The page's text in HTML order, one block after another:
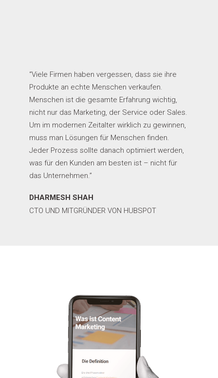
“Viele Firmen haben vergessen, dass sie ihre
Produkte an echte Menschen verkaufen.
Menschen ist die gesamte Erfahrung wichtig,
nicht nur das Marketing, der Service oder Sales.
Um im modernen Zeitalter wirklich zu gewinnen,
muss man Lösungen für Menschen finden.
Jeder Prozess sollte danach optimiert werden,
was für den Kunden am besten ist – nicht für
das Unternehmen.”
DHARMESH SHAH
CTO UND MITGRÜNDER VON HUBSPOT